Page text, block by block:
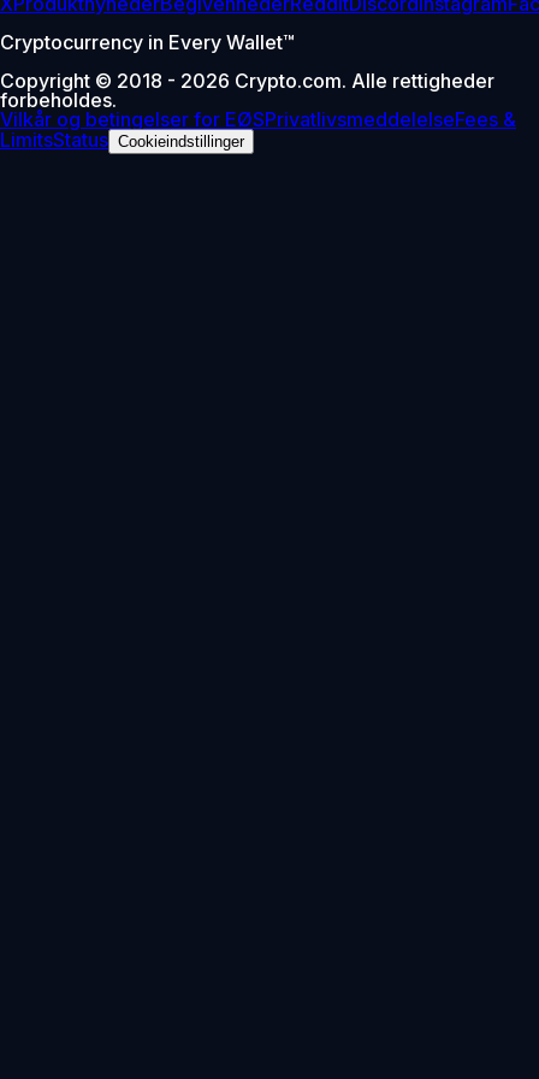
Cryptocurrency in Every Wallet™
Copyright © 2018 - 2026 Crypto.com. Alle rettigheder
forbeholdes.
Vilkår og betingelser for EØSPrivatlivsmeddelelseFees &
LimitsStatus Cookieindstillinger